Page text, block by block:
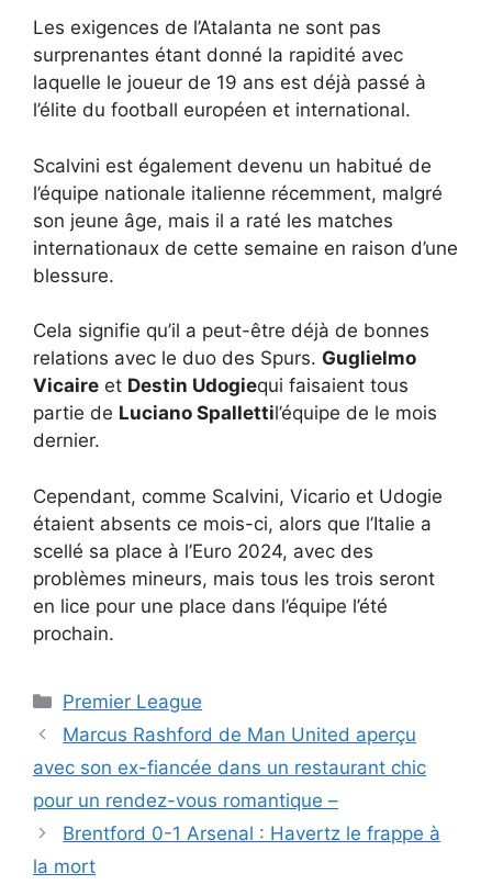
Les exigences de l’Atalanta ne sont pas
surprenantes étant donné la rapidité avec
laquelle le joueur de 19 ans est déjà passé à
l’élite du football européen et international.
Scalvini est également devenu un habitué de
l’équipe nationale italienne récemment, malgré
son jeune âge, mais il a raté les matches
internationaux de cette semaine en raison d’une
blessure.
Cela signifie qu’il a peut-être déjà de bonnes
relations avec le duo des Spurs. Guglielmo
Vicaire et Destin Udogiequi faisaient tous
partie de Luciano Spallettil’équipe de le mois
dernier.
Cependant, comme Scalvini, Vicario et Udogie
étaient absents ce mois-ci, alors que l’Italie a
scellé sa place à l’Euro 2024, avec des
problèmes mineurs, mais tous les trois seront
en lice pour une place dans l’équipe l’été
prochain.
Catégories
Premier League
Marcus Rashford de Man United aperçu
avec son ex-fiancée dans un restaurant chic
pour un rendez-vous romantique –
Brentford 0-1 Arsenal : Havertz le frappe à
la mort